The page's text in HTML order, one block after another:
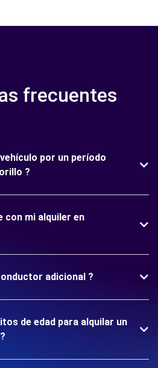
frecuentes
por un período
?
con mi alquiler en
adicional ?
de edad para alquilar un